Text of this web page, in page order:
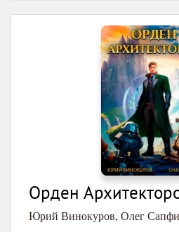
Орден
Юрий Винокуров, Олег